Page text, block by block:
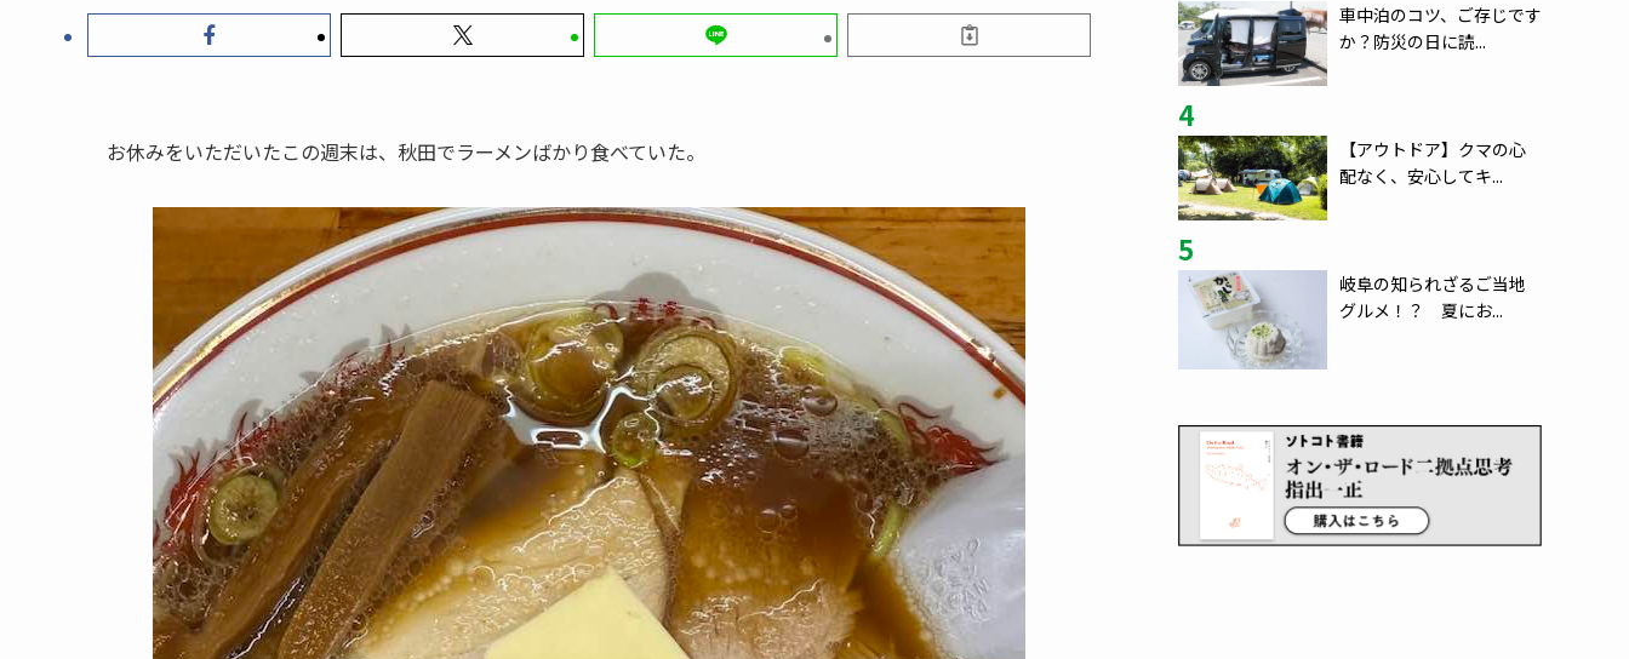
お休みをいただいたこの週末は、秋田でラーメンばかり食べていた。
車中泊のコツ、ご存じです
か？防災の日に読...
4
【アウトドア】クマの心
配なく、安心してキ...
5
岐阜の知られざるご当地
グルメ！？ 夏にお...